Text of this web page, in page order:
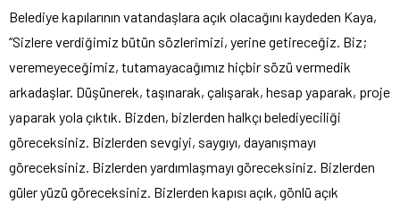
Belediye kapılarının vatandaşlara açık olacağını kaydeden Kaya,
“Sizlere verdiğimiz bütün sözlerimizi, yerine getireceğiz. Biz;
veremeyeceğimiz, tutamayacağımız hiçbir sözü vermedik
arkadaşlar. Düşünerek, taşınarak, çalışarak, hesap yaparak, proje
yaparak yola çıktık. Bizden, bizlerden halkçı belediyeciliği
göreceksiniz. Bizlerden sevgiyi, saygıyı, dayanışmayı
göreceksiniz. Bizlerden yardımlaşmayı göreceksiniz. Bizlerden
güler yüzü göreceksiniz. Bizlerden kapısı açık, gönlü açık